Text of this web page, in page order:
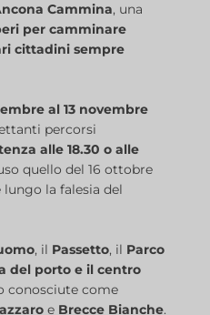
Cammina, una
per camminare
cittadini sempre
al 13 novembre
percorsi
alle 18.30 o alle
quello del 16 ottobre
lungo la falesia del
, il Passetto, il Parco
del porto e il centro
conosciute come
e Brecce Bianche.